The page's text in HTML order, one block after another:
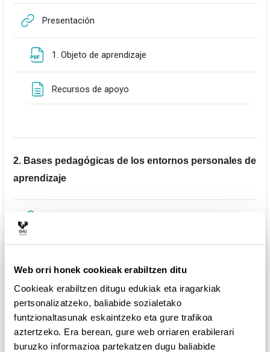
Web orri honek cookieak erabiltzen ditu
Cookieak erabiltzen ditugu edukiak eta iragarkiak
pertsonalizatzeko, baliabide sozialetako
funtzionaltasunak eskaintzeko eta gure trafikoa
aztertzeko. Era berean, gure web orriaren erabilerari
buruzko informazioa partekatzen dugu baliabide
Presentación
1. Objeto de aprendizaje
Recursos de apoyo
2. Bases pedagógicas de los entornos personales de
aprendizaje
3. Roles de los estudiantes y del profesorado en los
nuevos entornos de los PLE en el proceso de
enseñanza-aprendizaje